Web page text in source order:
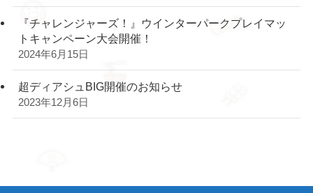
『チャレンジャーズ！』ウインターパークプレイマッ
トキャンペーン大会開催！
2024年6月15日
超ディアシュBIG開催のお知らせ
2023年12月6日